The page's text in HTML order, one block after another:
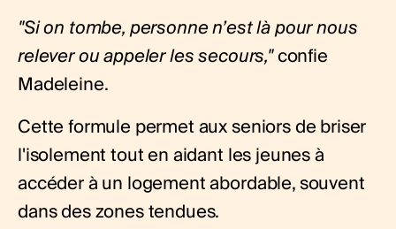
"Si on tombe, personne n’est là pour nous
relever ou appeler les secours,"confie
Madeleine.
Cette formule permet aux seniors de briser
l'isolement tout en aidant les jeunes à
accéder à un logement abordable, souvent
dans des zones tendues.